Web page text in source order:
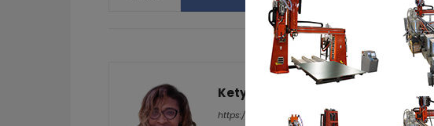
Kety S.
https://additive-talks.com/